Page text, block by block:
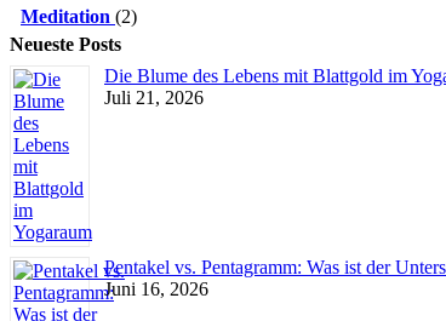
Meditation (2)
Neueste Posts
Die Blume des Lebens mit Blattgold im
Juli 21, 2026
Pentakel vs. Pentagramm: Was ist der
Juni 16, 2026